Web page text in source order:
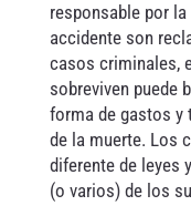
responsable por
accidente son
casos criminales,
sobreviven puede
forma de gastos y
de la muerte. Los
diferente de leyes
(o varios) de los